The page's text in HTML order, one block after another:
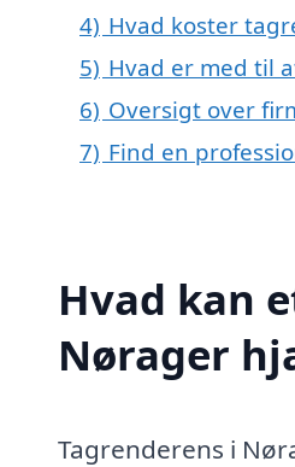
4) Hvad koster
5) Hvad er med til
6) Oversigt over
7) Find en
Hvad kan
Nørager
Tagrenderens i